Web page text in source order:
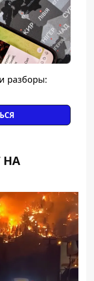
разборы:
НА